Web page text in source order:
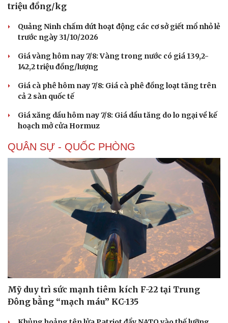
Doanh nghiệp
Thông tin doanh nghiệp
Doanh nghiệp 24h
Vì cộng đồng
Sành điệu
Chuyển đổi số
triệu đồng/kg
Quảng Ninh chấm dứt hoạt động các cơ sở giết mổ nhỏ lẻ
trước ngày 31/10/2026
Giá vàng hôm nay 7/8: Vàng trong nước có giá 139,2-
142,2 triệu đồng/lượng
Giá cà phê hôm nay 7/8: Giá cà phê đồng loạt tăng trên
cả 2 sàn quốc tế
Giá xăng dầu hôm nay 7/8: Giá dầu tăng do lo ngại về kế
hoạch mở cửa Hormuz
QUÂN SỰ - QUỐC PHÒNG
Mỹ duy trì sức mạnh tiêm kích F-22 tại Trung
Đông bằng “mạch máu” KC-135